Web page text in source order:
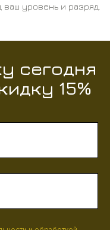
уровень и разряд.
сегодня
15%